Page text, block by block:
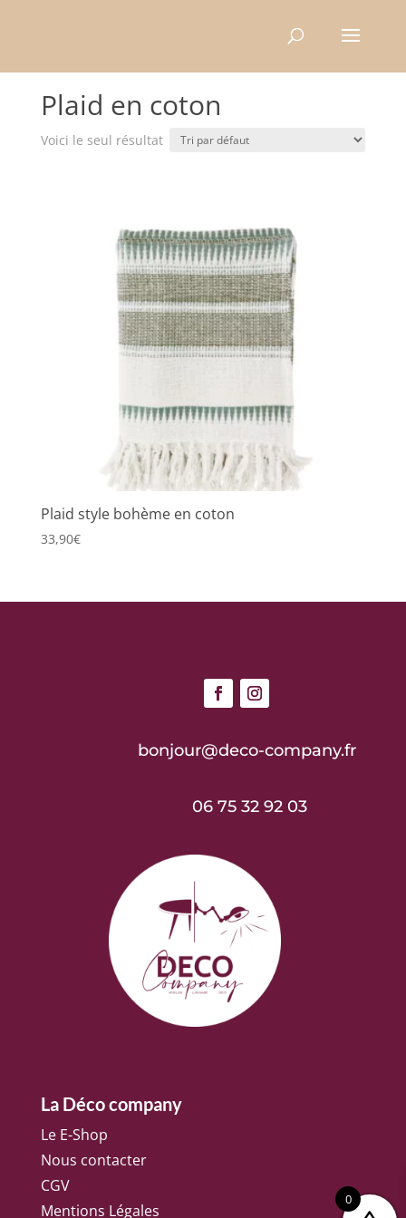
Plaid en coton
Voici le seul résultat
Plaid style bohème en coton
33,90€
bonjour@deco-company.fr
06 75 32 92 03
La Déco company
Le E-Shop
Nous contacter
CGV
Mentions Légales
0